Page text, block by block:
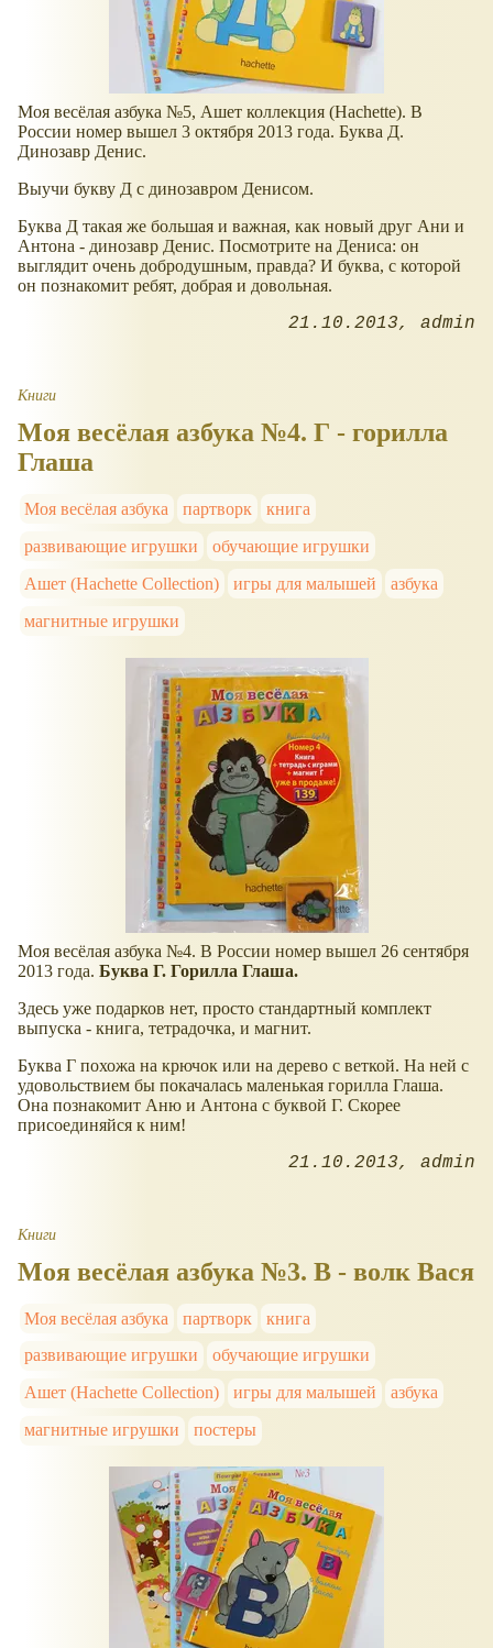
Моя весёлая азбука №5, Ашет коллекция (Hachette). В
России номер вышел 3 октября 2013 года. Буква Д.
Динозавр Денис.
Выучи букву Д с динозавром Денисом.
Буква Д такая же большая и важная, как новый друг Ани и
Антона - динозавр Денис. Посмотрите на Дениса: он
выглядит очень добродушным, правда? И буква, с которой
он познакомит ребят, добрая и довольная.
21.10.2013 admin
Книги
Моя весёлая азбука №4. Г - горилла
Глаша
Моя весёлая азбука партворк
книга
развивающие игрушки
обучающие игрушки
Ашет (Hachette Collection)
игры для малышей
азбука
магнитные игрушки
Моя весёлая азбука №4. В России номер вышел 26 сентября
2013 года. Буква Г. Горилла Глаша.
Здесь уже подарков нет, просто стандартный комплект
выпуска - книга, тетрадочка, и магнит.
Буква Г похожа на крючок или на дерево с веткой. На ней с
удовольствием бы покачалась маленькая горилла Глаша.
Она познакомит Аню и Антона с буквой Г. Скорее
присоединяйся к ним!
21.10.2013 admin
Книги
Моя весёлая азбука №3. В - волк Вася
Моя весёлая азбука партворк
книга
развивающие игрушки
обучающие игрушки
Ашет (Hachette Collection)
игры для малышей
азбука
магнитные игрушки
постеры